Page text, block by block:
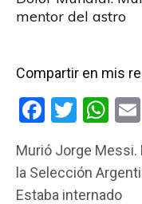
mentor del astro
Compartir en mis
F
ce
b
T
tt
er
W
at
s
Murió Jorge Messi.
la Selección
Estaba internado